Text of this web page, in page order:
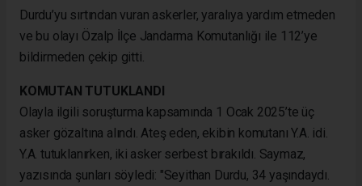
Durdu’yu sırtından vuran askerler, yaralıya yardım etmeden
ve bu olayı Özalp İlçe Jandarma Komutanlığı ile 112’ye
bildirmeden çekip gitti.
KOMUTAN TUTUKLANDI
Olayla ilgili soruşturma kapsamında 1 Ocak 2025’te üç
asker gözaltına alındı. Ateş eden, ekibin komutanı Y.A. idi.
Y.A. tutuklanırken, iki asker serbest bırakıldı. Saymaz,
yazısında şunları söyledi: "Seyithan Durdu, 34 yaşındaydı.